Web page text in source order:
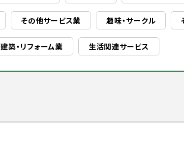
その他サービス業 趣味・サークル
建築・リフォーム業 生活関連サービス